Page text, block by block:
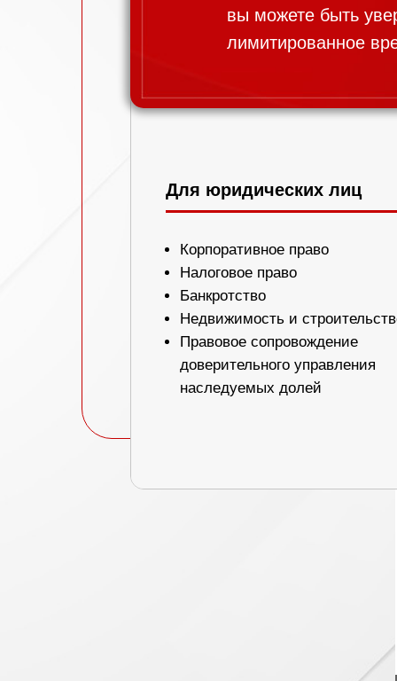
вы можете быть
лимитированное
Для юридических лиц
Корпоративное право
Налоговое право
Банкротство
Недвижимость и
Правовое сопровождение
доверительного управления
наследуемых долей